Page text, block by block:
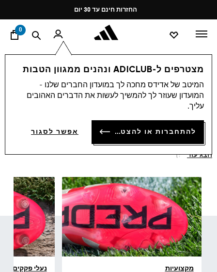
Pause
promotion
rotation
החזרות חינם עד 30 יום
0
מצטרפים ל-ADICLUB ונהנים ממגוון הטבות
המיטב של אדידס מחכה לך במועדון החברים שלנו -
המועדון שעוזר לך להמשיך לעשות את הדברים האהובים
עליך.
להתחברות או להצטרפות אפשר לסגור
נעלי הכדורגל של אדידס (238)
סינון ומיון
עם נעלי הכדורגל של אדידס תהיו במיטבכם בכל מגרש! גברים,
נשים וילדים - בחרו את זוג הנעליים המעולה שלכם ותכוונו
לחיבורים :)
הצג עוד
מקצועיות נעלי פקקים